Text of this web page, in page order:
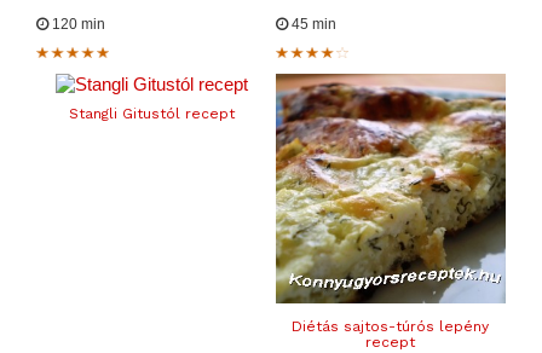
120 min
Stangli Gitustól recept
45 min
Diétás sajtos-túrós lepény
recept